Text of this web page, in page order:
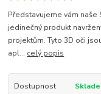
Představujeme vám naše
jedinečný produkt
projektům. Tyto 3D oči
apl... celý popis
Dostupnost